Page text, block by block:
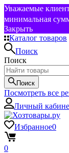
Уважаемые
минимальная
Закрыть
Каталог товаров
Поиск
Поиск
Поиск
Посмотреть все
Личный
Избранное0
0